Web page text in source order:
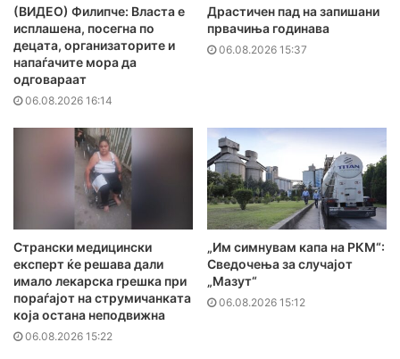
(ВИДЕО) Филипче: Власта е
исплашена, посегна по
децата, организаторите и
напаѓачите мора да
одговараат
06.08.2026 16:14
Драстичен пад на запишани
првачиња годинава
06.08.2026 15:37
Странски медицински
експерт ќе решава дали
имало лекарска грешка при
пораѓајот на струмичанката
која остана неподвижна
06.08.2026 15:22
„Им симнувам капа на РКМ“:
Сведочења за случајот
„Мазут“
06.08.2026 15:12